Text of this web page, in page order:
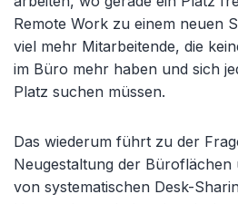
Remote Work zu einem neuen
viel mehr Mitarbeitende, die
im Büro mehr haben und sich
Platz suchen müssen.
Das wiederum führt zu der
Neugestaltung der
von systematischen Desk-